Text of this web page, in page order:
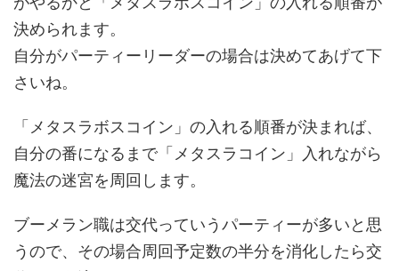
決められます。
自分がパーティーリーダーの場合は決めてあげて下
さいね。
「メタスラボスコイン」の入れる順番が決まれば、
自分の番になるまで「メタスラコイン」入れながら
魔法の迷宮を周回します。
ブーメラン職は交代っていうパーティーが多いと思
うので、その場合周回予定数の半分を消化したら交